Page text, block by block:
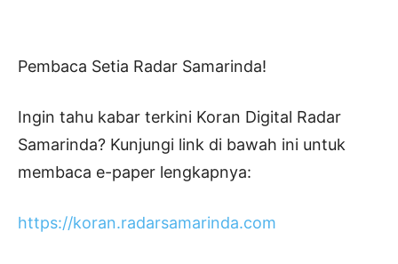
Pembaca Setia Radar Samarinda!
Ingin tahu kabar terkini Koran Digital Radar
Samarinda? Kunjungi link di bawah ini untuk
membaca e-paper lengkapnya:
https://koran.radarsamarinda.com